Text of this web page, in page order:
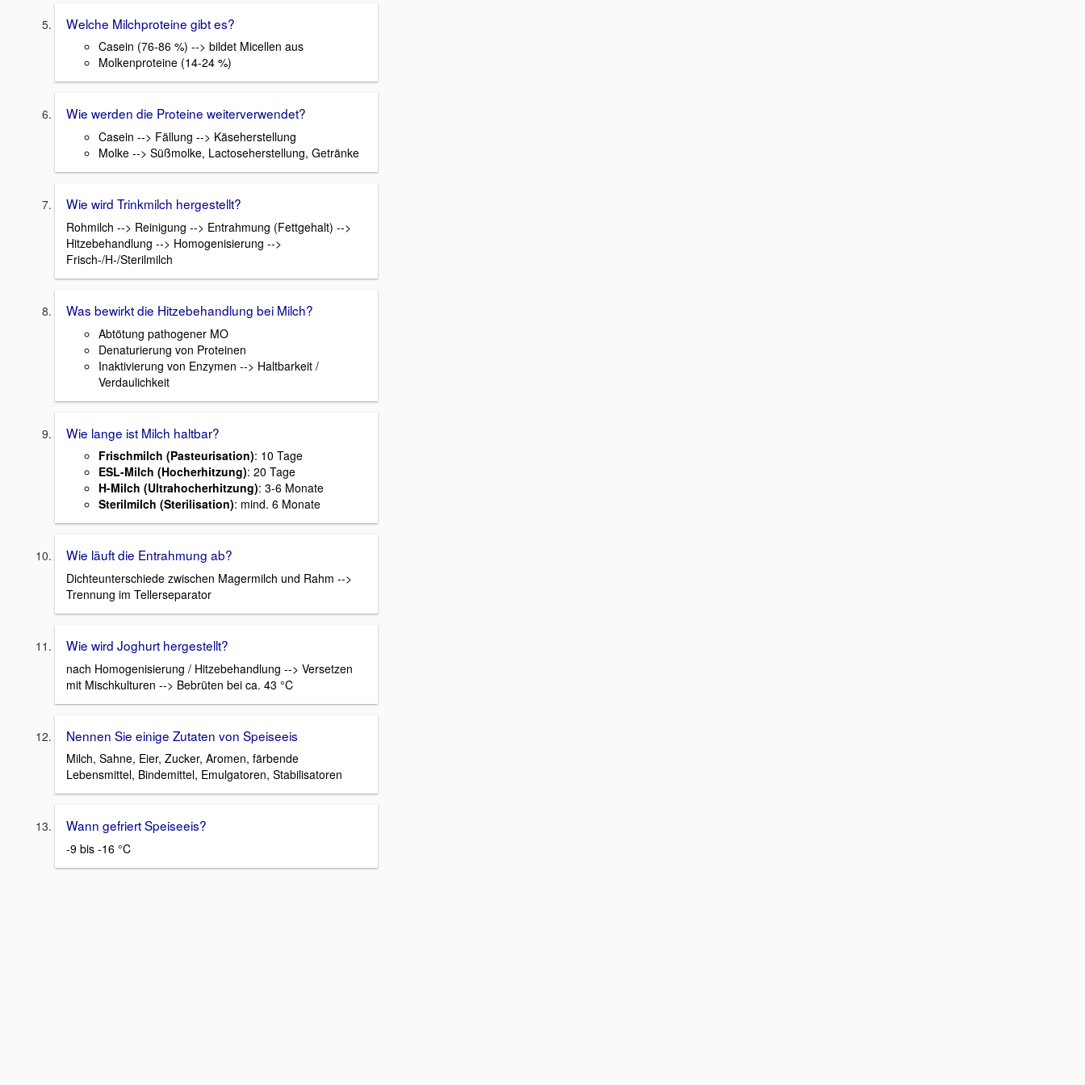
Welche Milchproteine gibt es?
Casein (76-86 %) --> bildet Micellen aus
Molkenproteine (14-24 %)
Wie werden die Proteine weiterverwendet?
Casein --> Fällung --> Käseherstellung
Molke --> Süßmolke, Lactoseherstellung, Getränke
Wie wird Trinkmilch hergestellt?
Rohmilch --> Reinigung --> Entrahmung (Fettgehalt) -->
Hitzebehandlung --> Homogenisierung -->
Frisch-/H-/Sterilmilch
Was bewirkt die Hitzebehandlung bei Milch?
Abtötung pathogener MO
Denaturierung von Proteinen
Inaktivierung von Enzymen --> Haltbarkeit /
Verdaulichkeit
Wie lange ist Milch haltbar?
Frischmilch (Pasteurisation): 10 Tage
ESL-Milch (Hocherhitzung): 20 Tage
H-Milch (Ultrahocherhitzung): 3-6 Monate
Sterilmilch (Sterilisation): mind. 6 Monate
Wie läuft die Entrahmung ab?
Dichteunterschiede zwischen Magermilch und Rahm -->
Trennung im Tellerseparator
Wie wird Joghurt hergestellt?
nach Homogenisierung / Hitzebehandlung --> Versetzen
mit Mischkulturen --> Bebrüten bei ca. 43 °C
Nennen Sie einige Zutaten von Speiseeis
Milch, Sahne, Eier, Zucker, Aromen, färbende
Lebensmittel, Bindemittel, Emulgatoren, Stabilisatoren
Wann gefriert Speiseeis?
-9 bis -16 °C